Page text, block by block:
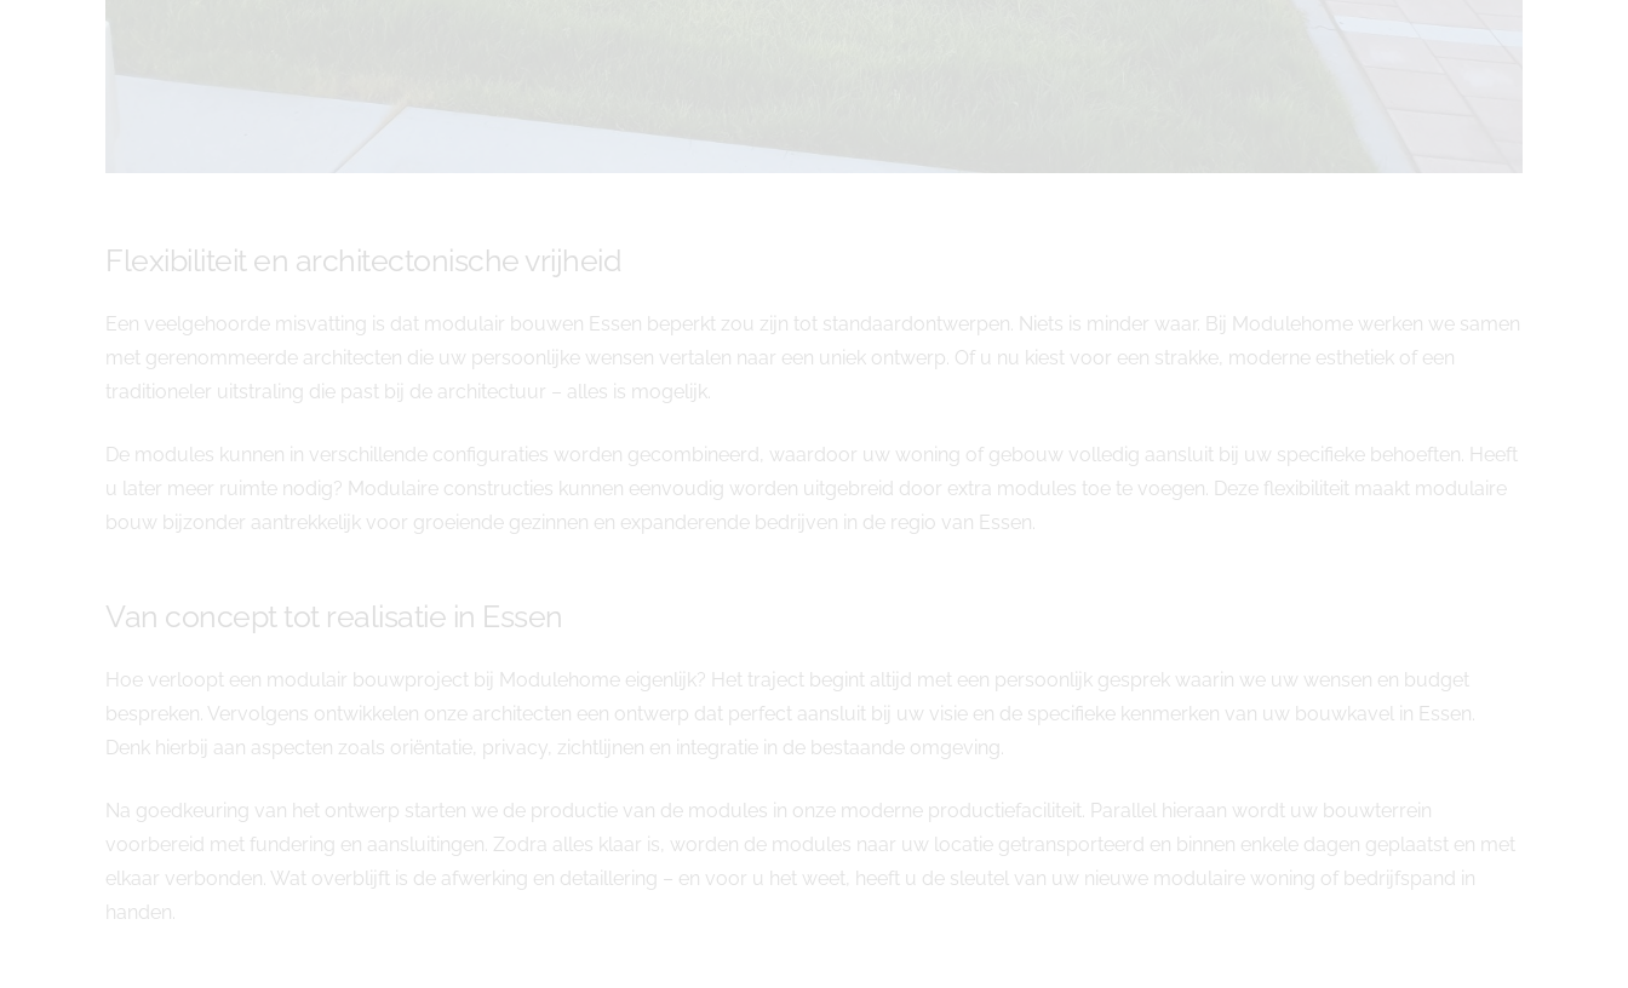
Flexibiliteit en architectonische vrijheid
Een veelgehoorde misvatting is dat modulair bouwen Essen beperkt zou zijn tot standaardontwerpen. Niets is minder waar. Bij Modulehome werken we samen
met gerenommeerde architecten die uw persoonlijke wensen vertalen naar een uniek ontwerp. Of u nu kiest voor een strakke, moderne esthetiek of een
traditioneler uitstraling die past bij de architectuur – alles is mogelijk.
De modules kunnen in verschillende configuraties worden gecombineerd, waardoor uw woning of gebouw volledig aansluit bij uw specifieke behoeften. Heeft
u later meer ruimte nodig? Modulaire constructies kunnen eenvoudig worden uitgebreid door extra modules toe te voegen. Deze flexibiliteit maakt modulaire
bouw bijzonder aantrekkelijk voor groeiende gezinnen en expanderende bedrijven in de regio van Essen.
Van concept tot realisatie in Essen
Hoe verloopt een modulair bouwproject bij Modulehome eigenlijk? Het traject begint altijd met een persoonlijk gesprek waarin we uw wensen en budget
bespreken. Vervolgens ontwikkelen onze architecten een ontwerp dat perfect aansluit bij uw visie en de specifieke kenmerken van uw bouwkavel in Essen.
Denk hierbij aan aspecten zoals oriëntatie, privacy, zichtlijnen en integratie in de bestaande omgeving.
Na goedkeuring van het ontwerp starten we de productie van de modules in onze moderne productiefaciliteit. Parallel hieraan wordt uw bouwterrein
voorbereid met fundering en aansluitingen. Zodra alles klaar is, worden de modules naar uw locatie getransporteerd en binnen enkele dagen geplaatst en met
elkaar verbonden. Wat overblijft is de afwerking en detaillering – en voor u het weet, heeft u de sleutel van uw nieuwe modulaire woning of bedrijfspand in
handen.